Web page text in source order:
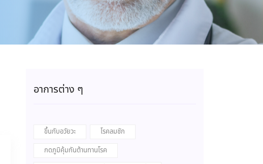
อาการต่าง ๆ
ขึ้นกับอวัยวะ
โรคลมชัก
กดภูมิคุ้มกันต้านทานโรค